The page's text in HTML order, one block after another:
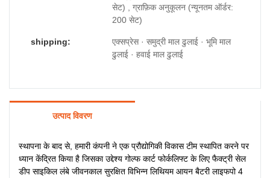
सेट) , ग्राफ़िक अनुकूलन (न्यूनतम ऑर्डर:
200 सेट)
shipping:
एक्सप्रेस · समुद्री माल ढुलाई · भूमि माल
ढुलाई · हवाई माल ढुलाई
उत्पाद विवरण
स्थापना के बाद से, हमारी कंपनी ने एक प्रौद्योगिकी विकास टीम स्थापित करने पर
ध्यान केंद्रित किया है जिसका उद्देश्य गोल्फ कार्ट फोर्कलिफ्ट के लिए फैक्ट्री सेल
डीप साइकिल लंबे जीवनकाल सुरक्षित विभिन्न लिथियम आयन बैटरी लाइफपो 4